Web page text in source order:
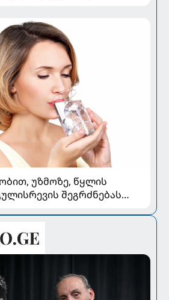
უზმოზე, წყლის
შეგრძნებას